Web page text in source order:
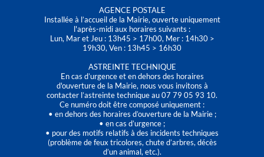
AGENCE POSTALE
Installée à l’accueil de la Mairie, ouverte uniquement
l'après-midi aux horaires suivants :
Lun, Mar et Jeu : 13h45 > 17h00, Mer : 14h30 >
19h30, Ven : 13h45 > 16h30
ASTREINTE TECHNIQUE
En cas d’urgence et en dehors des horaires
d'ouverture de la Mairie, nous vous invitons à
contacter l’astreinte technique au 07 79 05 93 10.
Ce numéro doit être composé uniquement :
• en dehors des horaires d’ouverture de la Mairie ;
• en cas d’urgence ;
• pour des motifs relatifs à des incidents techniques
(problème de feux tricolores, chute d’arbres, décès
d’un animal, etc.).